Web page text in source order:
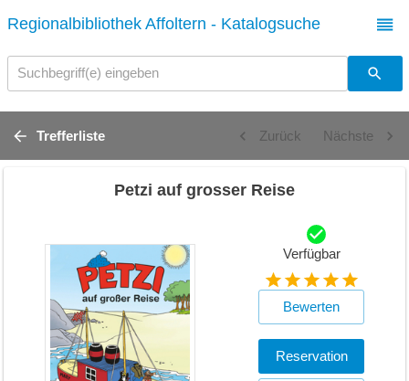
Regionalbibliothek Affoltern - Katalogsuche
Suchbegriff(e) eingeben
Trefferliste Zurück Nächste
Petzi auf grosser Reise
Verfügbar
Bewerten
Reservation